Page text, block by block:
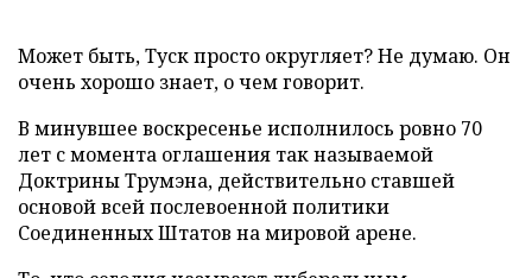
Может быть, Туск просто округляет? Не думаю. Он
очень хорошо знает, о чем говорит.
В минувшее воскресенье исполнилось ровно 70
лет с момента оглашения так называемой
Доктрины Трумэна, действительно ставшей
основой всей послевоенной политики
Соединенных Штатов на мировой арене.